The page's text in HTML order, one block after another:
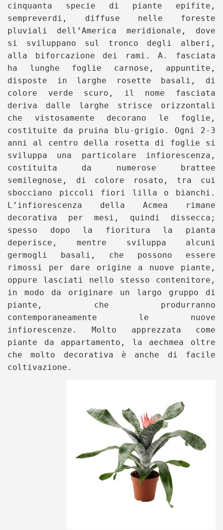
cinquanta specie di piante epifite,
sempreverdi, diffuse nelle foreste
pluviali dell’America meridionale, dove
si sviluppano sul tronco degli alberi,
alla biforcazione dei rami. A. fasciata
ha lunghe foglie carnose, appuntite,
disposte in larghe rosette basali, di
colore verde scuro, il nome fasciata
deriva dalle larghe strisce orizzontali
che vistosamente decorano le foglie,
costituite da pruina blu-grigio. Ogni 2-3
anni al centro della rosetta di foglie si
sviluppa una particolare infiorescenza,
costituita da numerose brattee
semilegnose, di colore rosato, tra cui
sbocciano piccoli fiori lilla o bianchi.
L’infiorescenza della Acmea rimane
decorativa per mesi, quindi dissecca;
spesso dopo la fioritura la pianta
deperisce, mentre sviluppa alcuni
germogli basali, che possono essere
rimossi per dare origine a nuove piante,
oppure lasciati nello stesso contenitore,
in modo da originare un largo gruppo di
piante, che produrranno
contemporaneamente le nuove
infiorescenze. Molto apprezzata come
piante da appartamento, la aechmea oltre
che molto decorativa è anche di facile
coltivazione.